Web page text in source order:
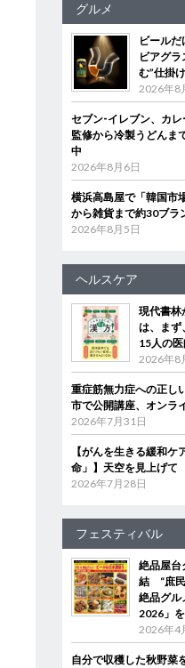
グルメ
ビールだ
ビアグ
む”仕掛
2026年8
セブン‐イレブン、カ
監修から冷製うどんま
中
2026年8月6日
横浜高島屋で「韓国
から雑貨まで約30ブラ
2026年8月5日
ヘルスケア
現代書林
は、ま
15人の
2026年8
重症筋無力症への正
市で公開講座、オンラ
2026年7月31日
【がんを生きる緩和
命」】天空を見上げて
2026年7月28日
フェスティバル
絶品屋台
結 “庶民
絶品グル
2026」
2026年4
自分で収穫した秋野